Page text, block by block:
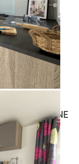
LOUISIANE
les plus
privé ou
ses